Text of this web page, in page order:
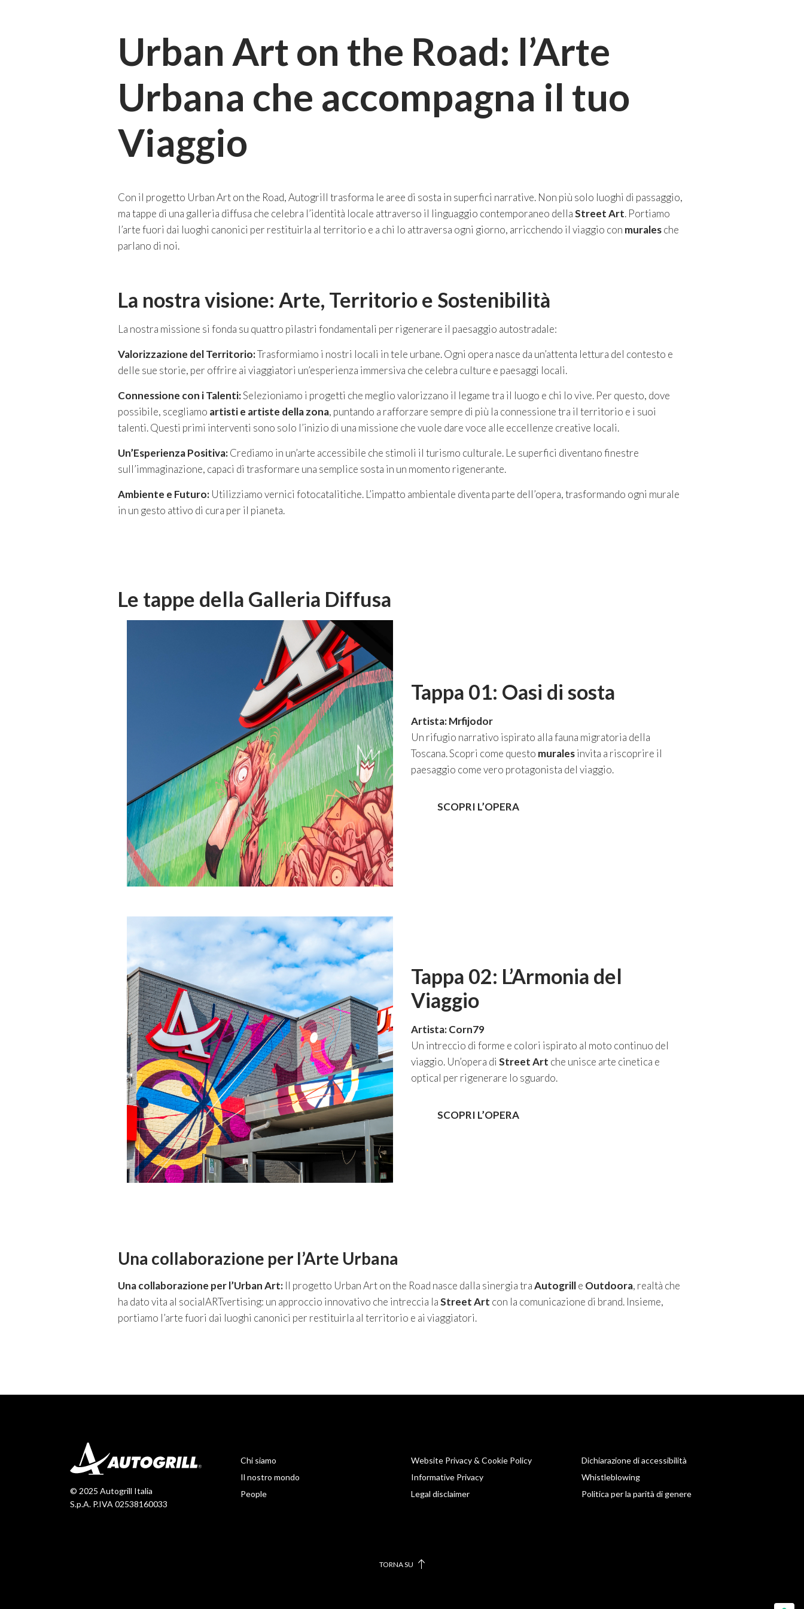
Urban Art on the Road: l’Arte
Urbana che accompagna il tuo
Viaggio
Con il progetto Urban Art on the Road, Autogrill trasforma le aree di sosta in superfici narrative. Non più solo luoghi di passaggio,
ma tappe di una galleria diffusa che celebra l’identità locale attraverso il linguaggio contemporaneo dellaStreet Art. Portiamo
l’arte fuori dai luoghi canonici per restituirla al territorio e a chi lo attraversa ogni giorno, arricchendo il viaggio con muralesche
parlano di noi.
La nostra visione: Arte, Territorio e Sostenibilità
La nostra missione si fonda su quattro pilastri fondamentali per rigenerare il paesaggio autostradale:
Valorizzazione del Territorio:Trasformiamo i nostri locali in tele urbane. Ogni opera nasce da un’attenta lettura del contesto e
delle sue storie, per offrire ai viaggiatori un’esperienza immersiva che celebra culture e paesaggi locali.
Connessione con i Talenti:Selezioniamo i progetti che meglio valorizzano il legame tra il luogo e chi lo vive. Per questo, dove
possibile, scegliamo artisti e artiste della zona, puntando a rafforzare sempre di più la connessione tra il territorio e i suoi
talenti. Questi primi interventi sono solo l’inizio di una missione che vuole dare voce alle eccellenze creative locali.
Un’Esperienza Positiva:Crediamo in un’arte accessibile che stimoli il turismo culturale. Le superfici diventano finestre
sull’immaginazione, capaci di trasformare una semplice sosta in un momento rigenerante.
Ambiente e Futuro: Utilizziamo vernici fotocatalitiche. L’impatto ambientale diventa parte dell’opera, trasformando ogni murale
in un gesto attivo di cura per il pianeta.
Le tappe della Galleria Diffusa
Tappa 01: Oasi di sosta
Artista: Mrfijodor
Un rifugio narrativo ispirato alla fauna migratoria della
Toscana. Scopri come questo muralesinvita a riscoprire il
paesaggio come vero protagonista del viaggio.
SCOPRI L’OPERA
Tappa 02: L’Armonia del
Viaggio
Artista: Corn79
Un intreccio di forme e colori ispirato al moto continuo del
viaggio. Un’opera di Street Art che unisce arte cinetica e
optical per rigenerare lo sguardo.
SCOPRI L’OPERA
Una collaborazione per l’Arte Urbana
Una collaborazione per l’Urban Art: Il progetto Urban Art on the Road nasce dalla sinergia traAutogrille Outdoora, realtà che
ha dato vita al socialARTvertising: un approccio innovativo che intreccia laStreet Art con la comunicazione di brand. Insieme,
portiamo l’arte fuori dai luoghi canonici per restituirla al territorio e ai viaggiatori.
© 2025 Autogrill Italia
S.p.A. P.IVA 02538160033
Chi siamo
Il nostro mondo
People
Website Privacy & Cookie Policy
Informative Privacy
Legal disclaimer
Dichiarazione di accessibilità
Whistleblowing
Politica per la parità di genere
TORNA SU